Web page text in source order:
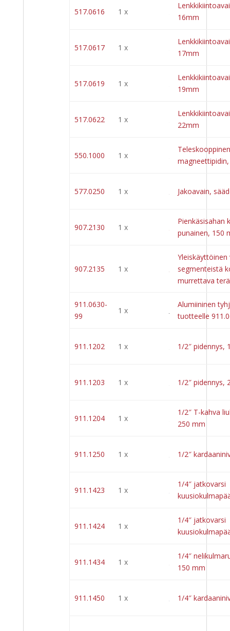
517.0616 1 x
16mm
517.0617 1 x
17mm
517.0619 1 x
19mm
517.0622 1 x
22mm
550.1000 1 x
Teleskooppinen
577.0250 1 x Jakoavain,
907.2130 1 x
Pienkäsisahan
punainen, 150
907.2135 1 x
segmenteistä
murrettava
911.0630-
99
1 x
Alumiininen
tuotteelle
911.1202 1 x 1/2″ pidennys,
911.1203 1 x 1/2″ pidennys,
911.1204 1 x
1/2″ T-kahva
250 mm
911.1250 1 x 1/2″
911.1423 1 x
1/4″ jatkovarsi
911.1424 1 x
1/4″ jatkovarsi
911.1434 1 x
1/4″
150 mm
911.1450 1 x 1/4″